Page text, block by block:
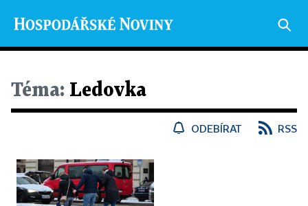
Téma: Ledovka
ODEBÍRAT RSS